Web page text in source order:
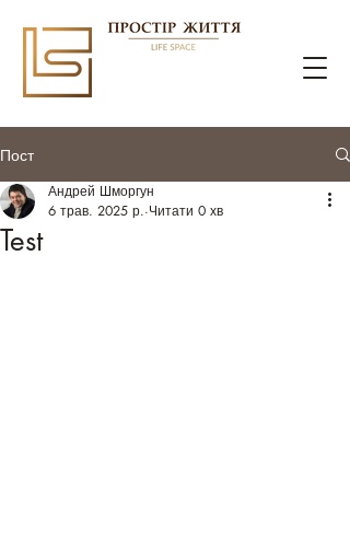
Пост
Test
Андрей Шморгун
6 трав. 2025 р. Читати 0 хв